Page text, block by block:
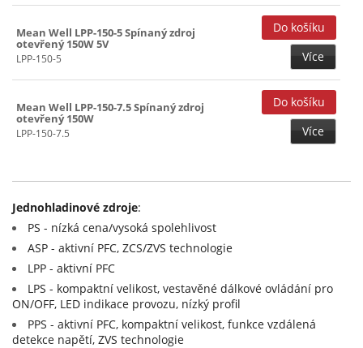
Mean Well LPP-150-5 Spínaný zdroj
otevřený 150W 5V
LPP-150-5 Více
Mean Well LPP-150-7.5 Spínaný zdroj
otevřený 150W
LPP-150-7.5 Více
Jednohladinové zdroje:
PS - nízká cena/vysoká spolehlivost
ASP - aktivní PFC, ZCS/ZVS technologie
LPP - aktivní PFC
LPS - kompaktní velikost, vestavěné dálkové ovládání pro
ON/OFF, LED indikace provozu, nízký profil
PPS - aktivní PFC, kompaktní velikost, funkce vzdálená
detekce napětí, ZVS technologie